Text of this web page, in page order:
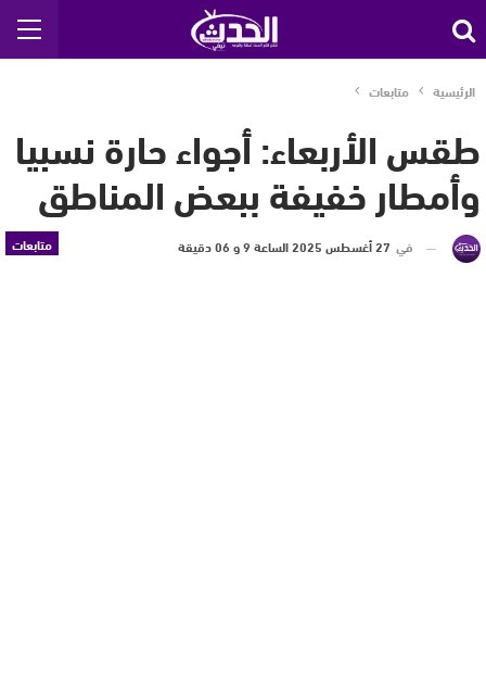
الرئيسية متابعات
طقس الأربعاء: أجواء حارة نسبيا
وأمطار خفيفة ببعض المناطق
متابعات في 27 أغسطس 2025 الساعة 9 و 06 دقيقة